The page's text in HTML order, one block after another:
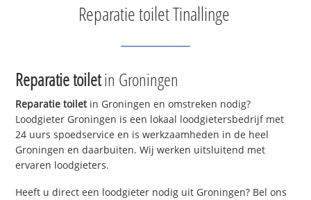
Reparatie toilet Tinallinge
Reparatie toiletin Groningen
Reparatie toiletin Groningen en omstreken nodig?
Loodgieter Groningen is een lokaal loodgietersbedrijf met
24 uurs spoedservice en is werkzaamheden in de heel
Groningen en daarbuiten. Wij werken uitsluitend met
ervaren loodgieters.
Heeft u direct een loodgieter nodig uit Groningen? Bel ons